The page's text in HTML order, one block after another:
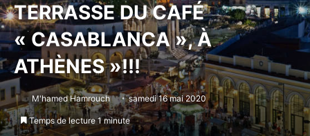
TERRASSE DU CAFÉ
« CASABLANCA », À
ATHÈNES »!!!
M'hamed Hamrouch samedi 16 mai 2020
Temps de lecture 1 minute